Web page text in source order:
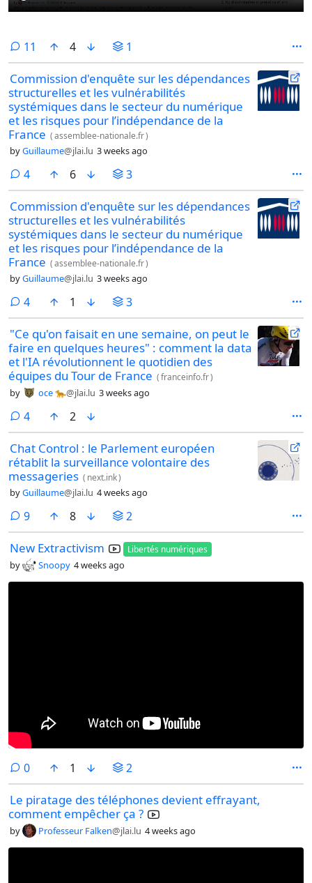
11 comments
4 1
Commission d'enquête sur les dépendances
structurelles et les vulnérabilités
systémiques dans le secteur du numérique
et les risques pour l’indépendance de la
France (assemblee-nationale.fr)
byGuillaume@jlai.lu 3 weeks ago
4comments
6 3
Commission d'enquête sur les dépendances
structurelles et les vulnérabilités
systémiques dans le secteur du numérique
et les risques pour l’indépendance de la
France (assemblee-nationale.fr)
byGuillaume@jlai.lu 3 weeks ago
4comments
1 3
"Ce qu'on faisait en une semaine, on peut le
faire en quelques heures" : comment la data
et l'IA révolutionnent le quotidien des
équipes du Tour de France (franceinfo.fr)
by oce 🐆@jlai.lu 3 weeks ago
4comments
2
Chat Control : le Parlement européen
rétablit la surveillance volontaire des
messageries ( next.ink)
byGuillaume@jlai.lu 4 weeks ago
9comments
8 2
New Extractivism Libertés numériques
by Snoopy 4 weeks ago
0comments
1 2
Le piratage des téléphones devient effrayant,
comment empêcher ça ?
by Professeur Falken@jlai.lu 4 weeks ago